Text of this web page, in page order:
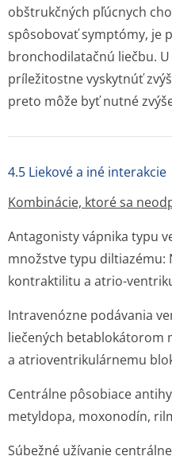
obštrukčných pľúcnych
spôsobovať symptómy, je
bronchodilatačnú liečbu.
príležitostne vyskytnúť
preto môže byť nutné
4.5 Liekové a iné interakcie
Kombinácie, ktoré sa
Antagonisty vápnika typu
množstve typu diltiazému:
kontraktilitu a atrio-
Intravenózne podávania
liečených betablokátorom
a atrioventriku­lárnemu
Centrálne pôsobiace
metyldopa, moxonodín,
Súbežné užívanie